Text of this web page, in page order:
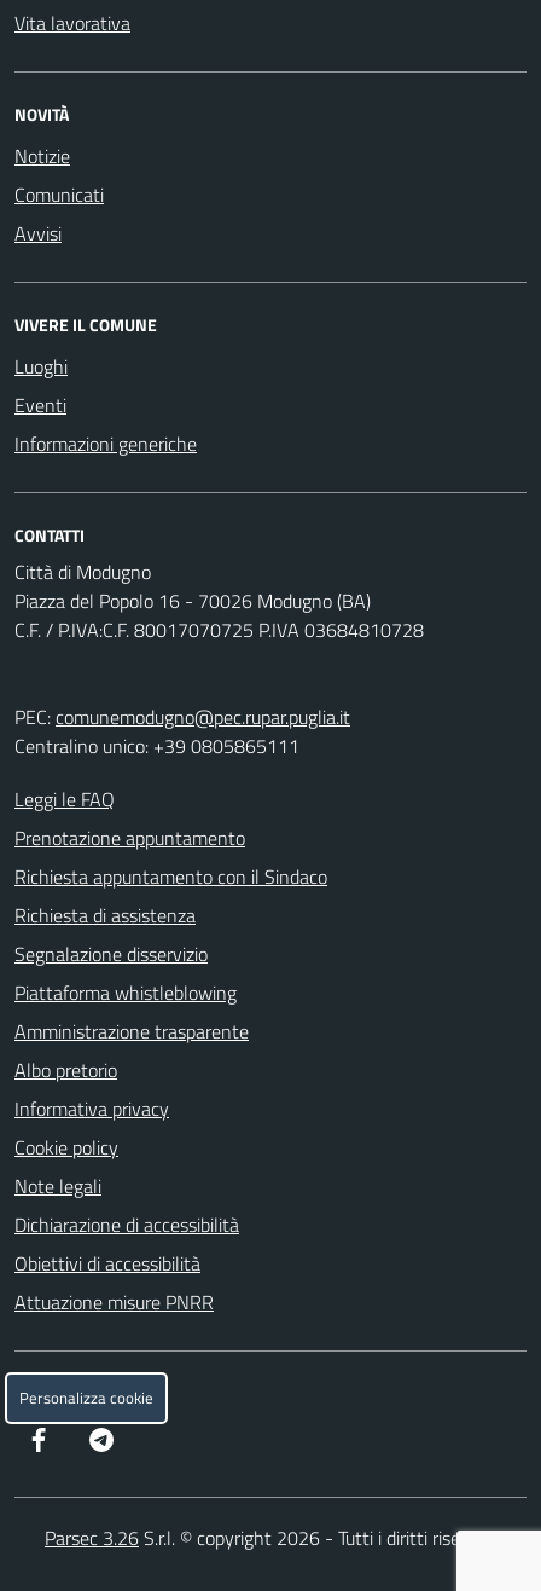
Vita lavorativa
NOVITÀ
Notizie
Comunicati
Avvisi
VIVERE IL COMUNE
Luoghi
Eventi
Informazioni generiche
CONTATTI
Città di Modugno
Piazza del Popolo 16 - 70026 Modugno (BA)
C.F. / P.IVA:C.F. 80017070725 P.IVA 03684810728
PEC:comunemodugno@pec.rupar.puglia.it
Centralino unico: +39 0805865111
Leggi le FAQ
Prenotazione appuntamento
Richiesta appuntamento con il Sindaco
Richiesta di assistenza
Segnalazione disservizio
Piattaforma whistleblowing
Amministrazione trasparente
Albo pretorio
Informativa privacy
Cookie policy
Note legali
Dichiarazione di accessibilità
Obiettivi di accessibilità
Attuazione misure PNRR
SEGUICI SU
Facebook
Parsec 3.26S.r.l. © copyright 2026 - Tutti i diritti riservati
Personalizza cookie